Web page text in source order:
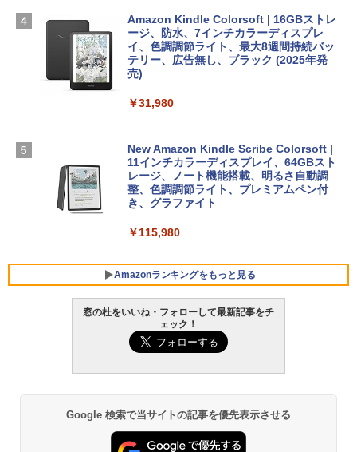
￥261,414
【Amazon.co.jp限定】 HP ノートパソコ
ン 15-fd 15.6インチ 16GBメモリ 512GB
FMV ノートパソコン WE1-K3 (MS 365 P
ersonal/Copilotキー搭載/Win 11/15.6型/
Core i5/16GB/SSD 512GB/ホワイト) FM
VWK3E15W_AZ
￥139,880
ラインコード版
￥3,200
ト): Java & Bedrock Edition | オンライ
￥3,600
￥1,292
FM TOWNS ハイパー・カタログ: 本体ハ
ェクトリストと最新エミュレータ紹介
Amazon Kindle Colorsoft | 16GBストレ
ージ、防水、7インチカラーディスプレ
イ、色調調節ライト、最大8週間持続バッ
テリー、広告無し、ブラック (2025年発
売)
￥31,980
New Amazon Kindle Scribe Colorsoft |
11インチカラーディスプレイ、64GBスト
レージ、ノート機能搭載、明るさ自動調
整、色調調節ライト、プレミアムペン付
き、グラファイト
￥115,980
Amazonランキングをもっと見る
窓の杜をいいね・フォローして最新記事をチ
ェック！
Google 検索で当サイトの記事を優先表示させる